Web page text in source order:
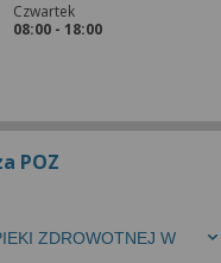
Czwartek
08:00 - 18:00
POZ
ZDROWOTNEJ W